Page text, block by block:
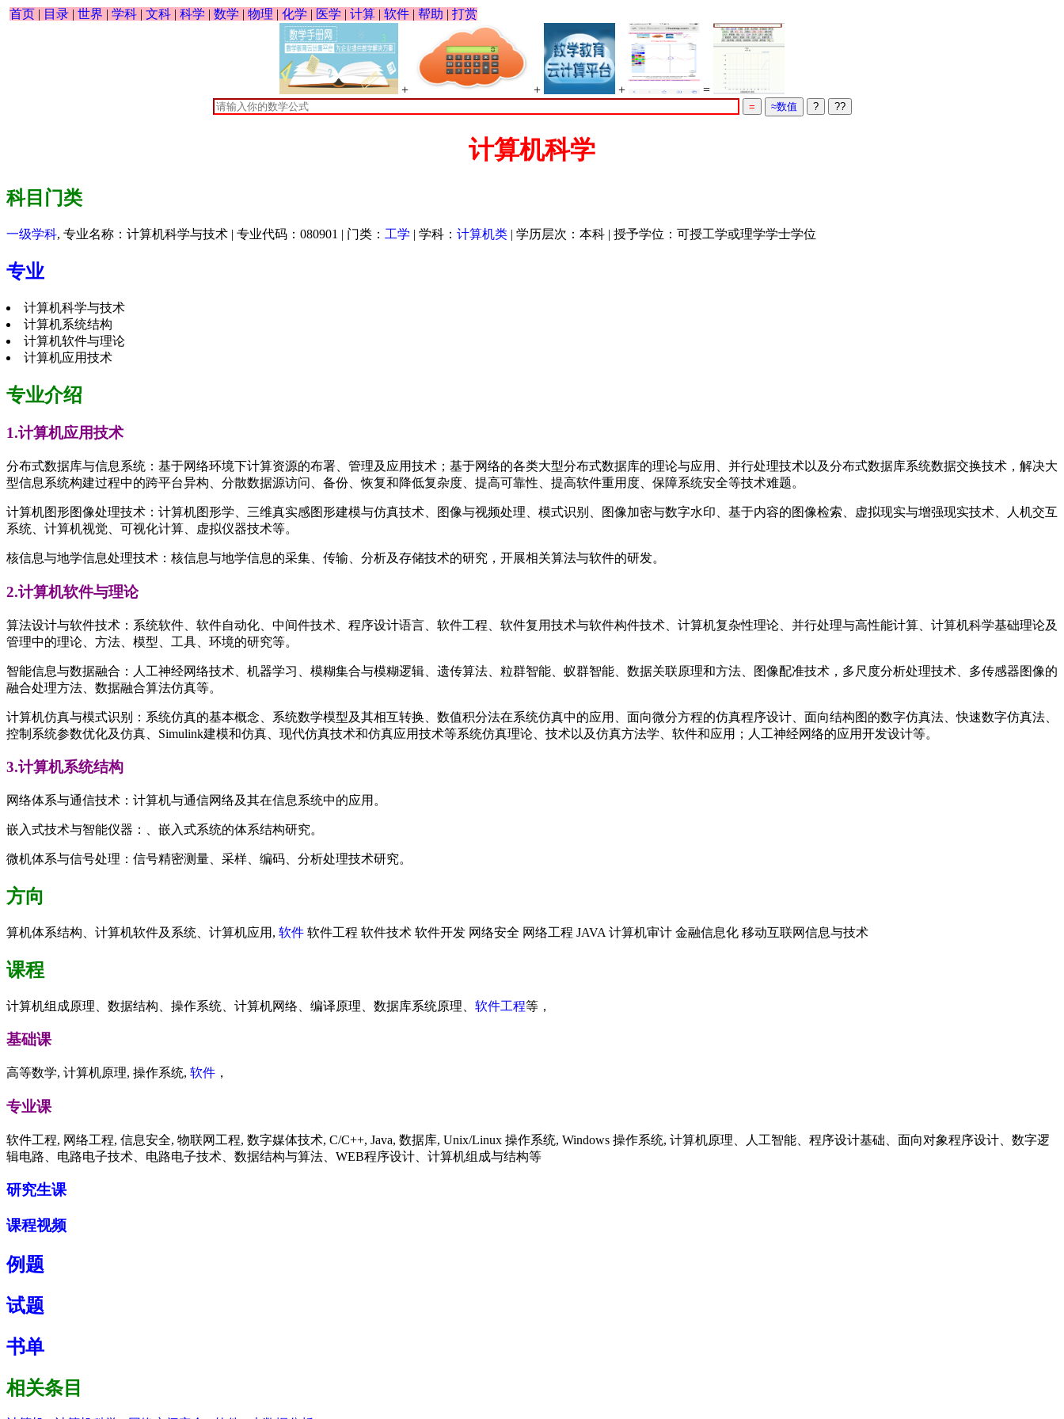
首页 | 目录 | 世界 | 学科 | 文科 | 科学 | 数学 | 物理 | 化学 | 医学 | 计算 | 软件 | 帮助 | 打赏
+ + + =
计算机科学
科目门类
一级学科, 专业名称：计算机科学与技术 | 专业代码：080901 | 门类： 工学 | 学科： 计算机类 | 学历层次：本科 | 授予学位：可授工学或理学学士学位
专业
计算机科学与技术
计算机系统结构
计算机软件与理论
计算机应用技术
专业介绍
1.计算机应用技术
分布式数据库与信息系统：基于网络环境下计算资源的布署、管理及应用技术；基于网络的各类大型分布式数据库的理论与应用、并行处理技术以及分布式数据库系统数据交换技术，解决大
型信息系统构建过程中的跨平台异构、分散数据源访问、备份、恢复和降低复杂度、提高可靠性、提高软件重用度、保障系统安全等技术难题。
计算机图形图像处理技术：计算机图形学、三维真实感图形建模与仿真技术、图像与视频处理、模式识别、图像加密与数字水印、基于内容的图像检索、虚拟现实与增强现实技术、人机交互
系统、计算机视觉、可视化计算、虚拟仪器技术等。
核信息与地学信息处理技术：核信息与地学信息的采集、传输、分析及存储技术的研究，开展相关算法与软件的研发。
2.计算机软件与理论
算法设计与软件技术：系统软件、软件自动化、中间件技术、程序设计语言、软件工程、软件复用技术与软件构件技术、计算机复杂性理论、并行处理与高性能计算、计算机科学基础理论及
管理中的理论、方法、模型、工具、环境的研究等。
智能信息与数据融合：人工神经网络技术、机器学习、模糊集合与模糊逻辑、遗传算法、粒群智能、蚁群智能、数据关联原理和方法、图像配准技术，多尺度分析处理技术、多传感器图像的
融合处理方法、数据融合算法仿真等。
计算机仿真与模式识别：系统仿真的基本概念、系统数学模型及其相互转换、数值积分法在系统仿真中的应用、面向微分方程的仿真程序设计、面向结构图的数字仿真法、快速数字仿真法、
控制系统参数优化及仿真、Simulink建模和仿真、现代仿真技术和仿真应用技术等系统仿真理论、技术以及仿真方法学、软件和应用；人工神经网络的应用开发设计等。
3.计算机系统结构
网络体系与通信技术：计算机与通信网络及其在信息系统中的应用。
嵌入式技术与智能仪器：、嵌入式系统的体系结构研究。
微机体系与信号处理：信号精密测量、采样、编码、分析处理技术研究。
方向
算机体系结构、计算机软件及系统、计算机应用, 软件 软件工程 软件技术 软件开发 网络安全 网络工程 JAVA 计算机审计 金融信息化 移动互联网信息与技术
课程
计算机组成原理、数据结构、操作系统、计算机网络、编译原理、数据库系统原理、 软件工程等，
基础课
高等数学, 计算机原理, 操作系统, 软件 ，
专业课
软件工程, 网络工程, 信息安全, 物联网工程, 数字媒体技术, C/C++, Java, 数据库, Unix/Linux 操作系统, Windows 操作系统, 计算机原理、人工智能、程序设计基础、面向对象程序设计、数字逻
辑电路、电路电子技术、电路电子技术、数据结构与算法、WEB程序设计、计算机组成与结构等
研究生课
课程视频
例题
试题
书单
相关条目